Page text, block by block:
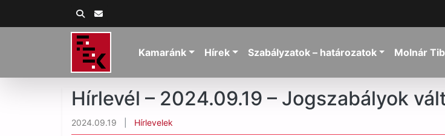
Kamaránk Hírek Szabályzatok – határozatok Molnár
Hírlevél – 2024.09.19 – Jogszabályok
2024.09.19 Hírlevelek